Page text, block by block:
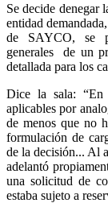
Se decide denegar
entidad
de SAYCO, se
generales de un
detallada para los
Dice la sala: “En
aplicables por
de menos que no
formulación de
de la decisión... Al
adelantó
una solicitud de
estaba sujeto a